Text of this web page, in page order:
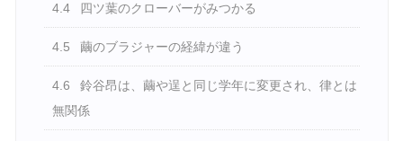
4.4 四ツ葉のクローバーがみつかる
4.5 繭のブラジャーの経緯が違う
4.6
鈴谷昂は、繭や逞と同じ学年に変更され、律とは
無関係